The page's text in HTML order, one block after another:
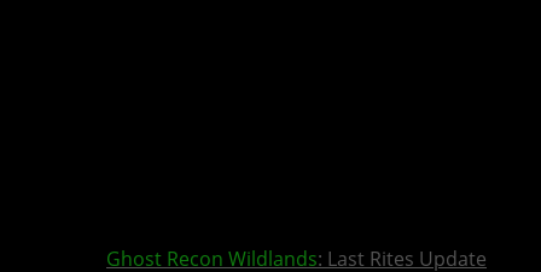
Ghost Recon Wildlands: Last Rites Update